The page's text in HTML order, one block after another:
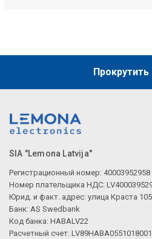
Прокрутить
SIA "Lemona Latvija"
Регистрационный номер: 40003952958
Номер плательщика НДС:
Юрид. и факт. адрес: улица Краста
Банк: AS Swedbank
Код банка: HABALV22
Расчетный счет: